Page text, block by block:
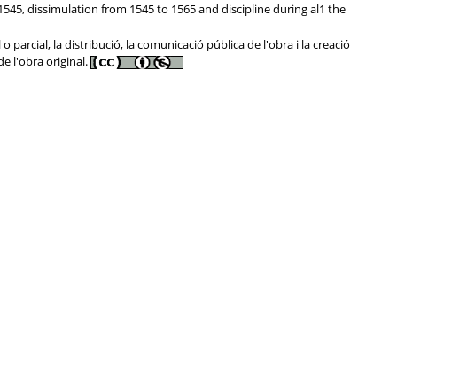
dissimulation from 1545 to 1565 and discipline during al1 the
parcial, la distribució, la comunicació pública de l'obra i la creació
l'obra original.